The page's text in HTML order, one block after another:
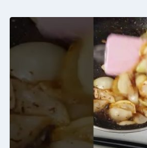
b
o
o
k
st r
o
kl
s
s
ni
ki
e